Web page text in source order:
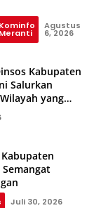
Kominfo
Meranti
Agustus
6, 2026
Kabupaten
Salurkan
yang
Semangat
Juli 30, 2026